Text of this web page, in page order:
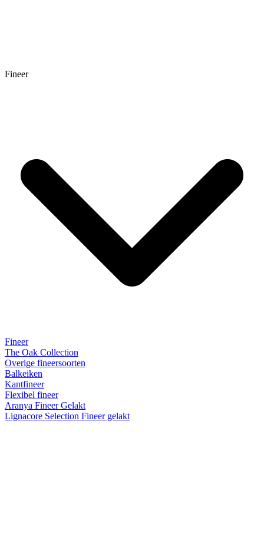
Fineer
Fineer
The Oak Collection
Overige fineersoorten
Balkeiken
Kantfineer
Flexibel fineer
Aranya Fineer Gelakt
Lignacore Selection Fineer gelakt